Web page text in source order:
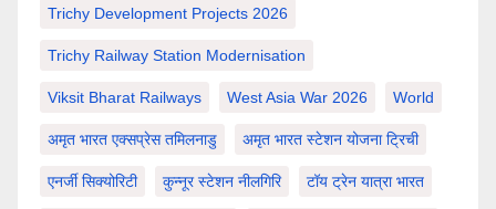
Trichy Development Projects 2026
Trichy Railway Station Modernisation
Viksit Bharat Railways West Asia War 2026 World
अमृत भारत एक्सप्रेस तमिलनाडु अमृत भारत स्टेशन योजना ट्रिची
एनर्जी सिक्योरिटी कुन्नूर स्टेशन नीलगिरि टॉय ट्रेन यात्रा भारत